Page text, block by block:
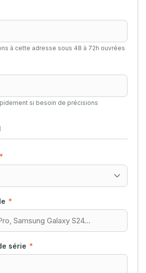
à cette adresse sous 48 à 72h ouvrées
si besoin de précisions
*
*
série *